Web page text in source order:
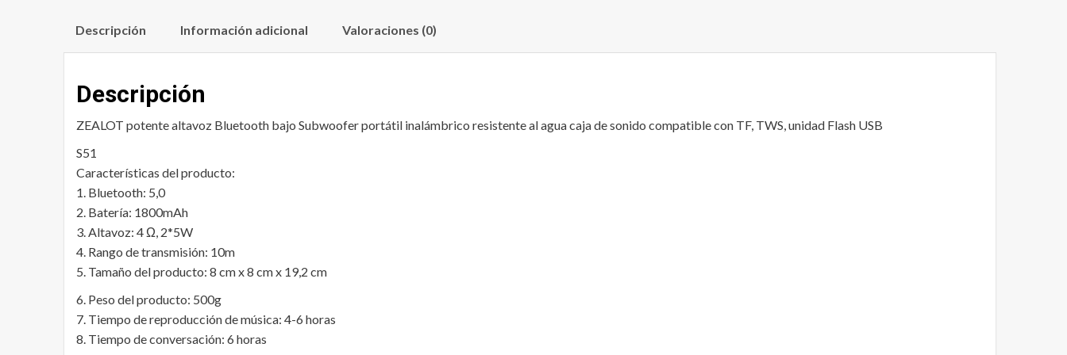
Descripción Información adicional Valoraciones (0)
Descripción
ZEALOT potente altavoz Bluetooth bajo Subwoofer portátil inalámbrico resistente al agua caja de sonido compatible con TF, TWS, unidad Flash USB
S51
Características del producto:
1. Bluetooth: 5,0
2. Batería: 1800mAh
3. Altavoz: 4 Ω, 2*5W
4. Rango de transmisión: 10m
5. Tamaño del producto: 8 cm x 8 cm x 19,2 cm
6. Peso del producto: 500g
7. Tiempo de reproducción de música: 4-6 horas
8. Tiempo de conversación: 6 horas